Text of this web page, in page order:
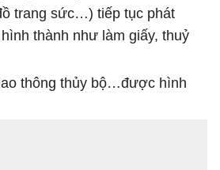
trang sức…) tiếp tục phát
thành như làm giấy, thuỷ
thông thủy bộ…được hình